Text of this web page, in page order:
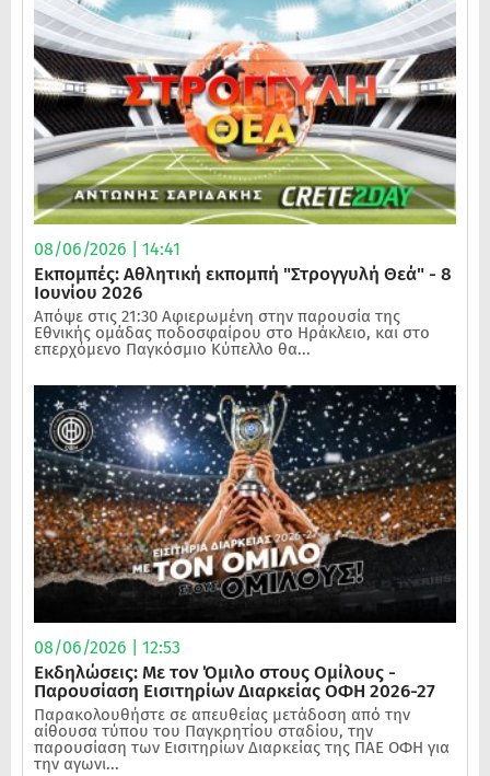
08/06/2026 | 14:41
Εκπομπές: Αθλητική εκπομπή "Στρογγυλή Θεά" - 8
Ιουνίου 2026
Απόψε στις 21:30 Αφιερωμένη στην παρουσία της
Εθνικής ομάδας ποδοσφαίρου στο Ηράκλειο, και στο
επερχόμενο Παγκόσμιο Κύπελλο θα...
08/06/2026 | 12:53
Εκδηλώσεις: Με τον Όμιλο στους Ομίλους -
Παρουσίαση Εισιτηρίων Διαρκείας ΟΦΗ 2026-27
Παρακολουθήστε σε απευθείας μετάδοση από την
αίθουσα τύπου του Παγκρητίου σταδίου, την
παρουσίαση των Εισιτηρίων Διαρκείας της ΠΑΕ ΟΦΗ για
την αγωνι...